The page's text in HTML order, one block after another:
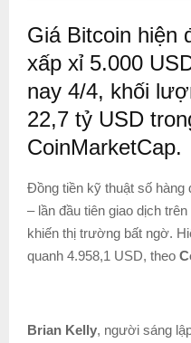
Giá Bitcoin hiện
xấp xỉ 5.000
nay 4/4, khối
22,7 tỷ USD
CoinMarketCap.
Đồng tiền kỹ thuật số hàng
– lần đầu tiên giao dịch
khiến thị trường bất ngờ.
quanh 4.958,1 USD, theo
Brian Kelly, người sáng